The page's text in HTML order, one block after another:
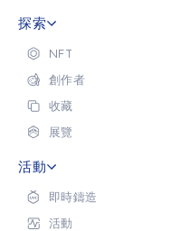
探索
NFT
創作者
收藏
展覽
活動
即時鑄造
活動